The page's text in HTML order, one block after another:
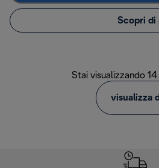
Scopri di
Stai visualizzando
visualizza